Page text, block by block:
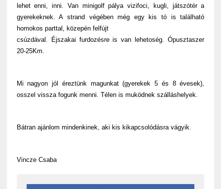
lehet enni, inni. Van minigolf pálya vizifoci, kugli, játszótér a
gyerekeknek. A strand végében még egy kis tó is található
homokos parttal, közepén felfújt
csúzdával. Éjszakai furdozésre is van lehetoség. Ópusztaszer
20-25Km.
Mi nagyon jól éreztünk magunkat (gyerekek 5 és 8 évesek),
osszel vissza fogunk menni. Télen is muködnek szálláshelyek.
Bátran ajánlom mindenkinek, aki kis kikapcsolódásra vágyik.
Vincze Csaba